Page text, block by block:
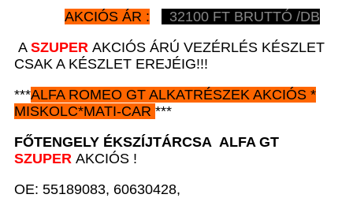
AKCIÓS ÁR :
32100 FT BRUTTÓ /DB
A SZUPER AKCIÓS ÁRÚ VEZÉRLÉS KÉSZLET
CSAK A KÉSZLET EREJÉIG!!!
***ALFA ROMEO GT ALKATRÉSZEK AKCIÓS *
MISKOLC*MATI-CAR ***
FŐTENGELY ÉKSZÍJTÁRCSA ALFA GT
SZUPER AKCIÓS !
OE: 55189083, 60630428,